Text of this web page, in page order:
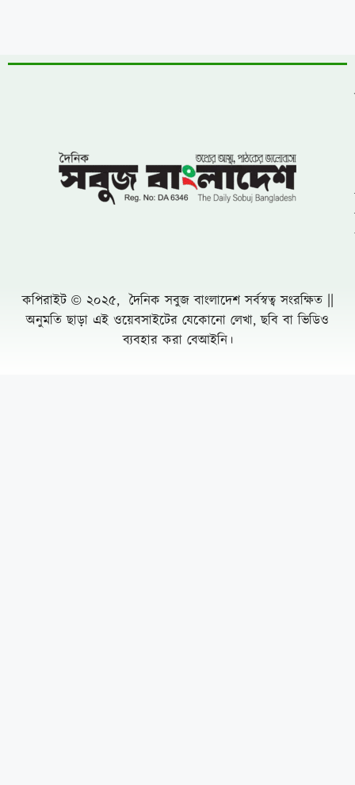
উন্নয়নের ধারাকে অব্যাহত রাখতে কবির কে
আমির হামজার ১৬তম মৃত্যুবার্ষিকী
খুলনায় ৭১ পরিবারের জমি দখল, চাঁদাবাজি ও
প্রাণনাশের হুমকির অভিযোগে সংবাদ সম্মেলন: ৫
পাঁচ আগস্টের দুই বছর: অর্জনের স্বীকৃতি,
অপূর্ণতার প্রশ্ন
পূবাইলে সাংবাদিকের পৈত্রিক জমি আওয়ামীলীগ